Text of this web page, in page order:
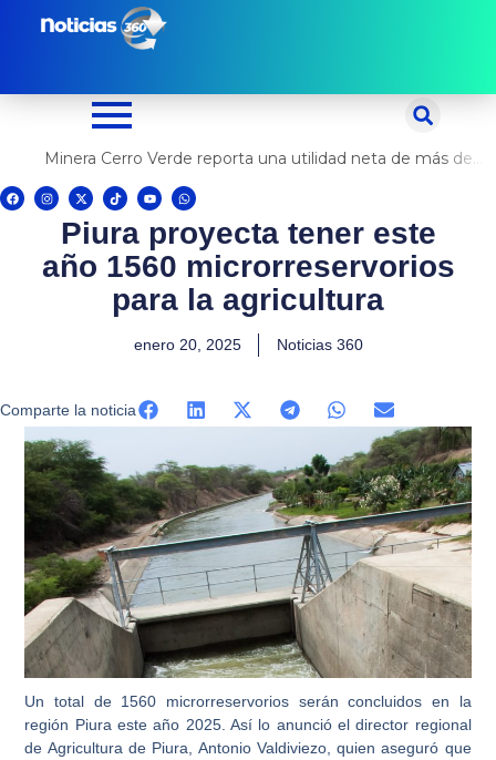
Minera Cerro Verde reporta una utilidad neta de más de US$ 500 millones
F
a
c
I
n
s
r
a
X
-
t
w
t
e
T
i
k
t
Y
o
u
t
u
b
e
W
h
a
t
s
p
p
Piura proyecta tener este
año 1560 microrreservorios
para la agricultura
enero 20, 2025 Noticias 360
Comparte la noticia
Un total de 1560 microrreservorios serán concluidos en la
región Piura este año 2025. Así lo anunció el director regional
de Agricultura de Piura, Antonio Valdiviezo , quien aseguró que